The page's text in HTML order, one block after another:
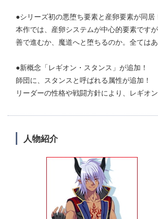
●シリーズ初の悪堕ち要素と産卵要素が同居
本作では、産卵システムが中心的要素です
善で進むか、魔道へと堕ちるのか。全てはあ
●新概念「レギオン・スタンス」が追加！
師団に、スタンスと呼ばれる属性が追加！
リーダーの性格や戦闘方針により、レギオ
人物紹介